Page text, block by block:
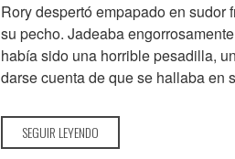
Rory despertó empapado en sudor
su pecho. Jadeaba
había sido una horrible pesadilla,
darse cuenta de que se hallaba en
SEGUIR LEYENDO